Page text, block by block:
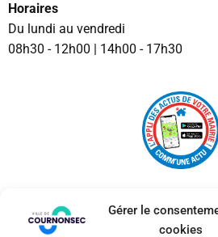
Gérer le
cookies
Horaires
Du lundi au vendredi
08h30 - 12h00 | 14h00 - 17h30